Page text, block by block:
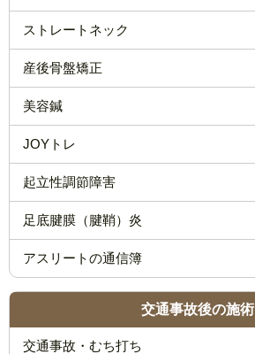
ストレートネック
産後骨盤矯正
美容鍼
JOYトレ
起立性調節障害
足底腱膜（腱鞘）炎
アスリートの通信簿
交通事故後の施術
交通事故・むち打ち